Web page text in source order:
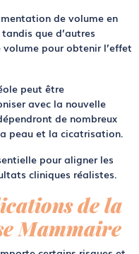
de volumeen
que d’autres
volume pour obtenir l’effet
peut être
avec la nouvelle
de nombreux
peau et la cicatrisation.
pour aligner les
cliniques réalistes.
de la
Mammaire